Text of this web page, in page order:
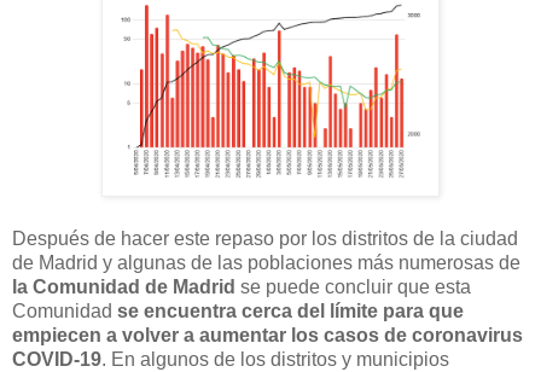
Después de hacer este repaso por los distritos de la ciudad
de Madrid y algunas de las poblaciones más numerosas de
la Comunidad de Madrid se puede concluir que esta
Comunidad se encuentra cerca del límite para que
empiecen a volver a aumentar los casos de coronavirus
COVID-19. En algunos de los distritos y municipios